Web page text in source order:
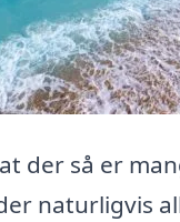
der så er
naturligvis